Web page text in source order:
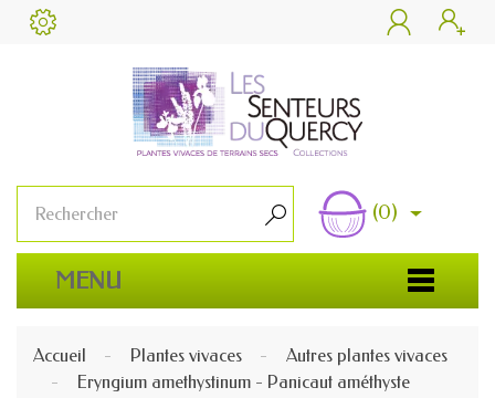
 
 (0)
MENU
Accueil Plantes vivaces
Autres plantes vivaces
Eryngium amethystinum - Panicaut améthyste